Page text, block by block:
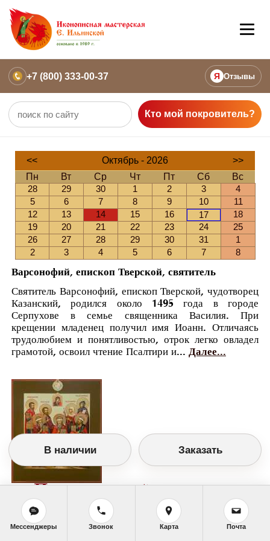
+7 (800) 333-00-37 Я Отзывы
Кто мой покровитель?
<< Октябрь - 2026
>>
Пн
Вт Ср Чт Пт Сб
Вс
28
29 30 1 2 3
4
5
6 7 8 9 10
11
12
13 14 15 16 17
18
19
20 21 22 23 24
25
26
27 28 29 30 31
1
2
3 4 5 6 7 8
Варсонофий, епископ Тверской, святитель
Святитель Варсонофий, епископ Тверской, чудотворец
Казанский, родился около 1495 года в городе
Серпухове в семье священника Василия. При
крещении младенец получил имя Иоанн. Отличаясь
трудолюбием и понятливостью, отрок легко овладел
грамотой, освоил чтение Псалтири и... Далее...
<<
Суббота, 17 Октября (4 Октября по старому
стилю)
>>
В наличии Заказать
Мессенджеры Звонок Карта Почта